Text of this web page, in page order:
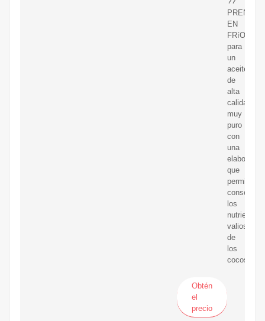
EN
FRíO
para
un
aceite
de
alta
calidad
muy
puro
con
una
que
permite
conservar
los
nutrientes
valiosos
de
los
cocos
Obtén
el
precio